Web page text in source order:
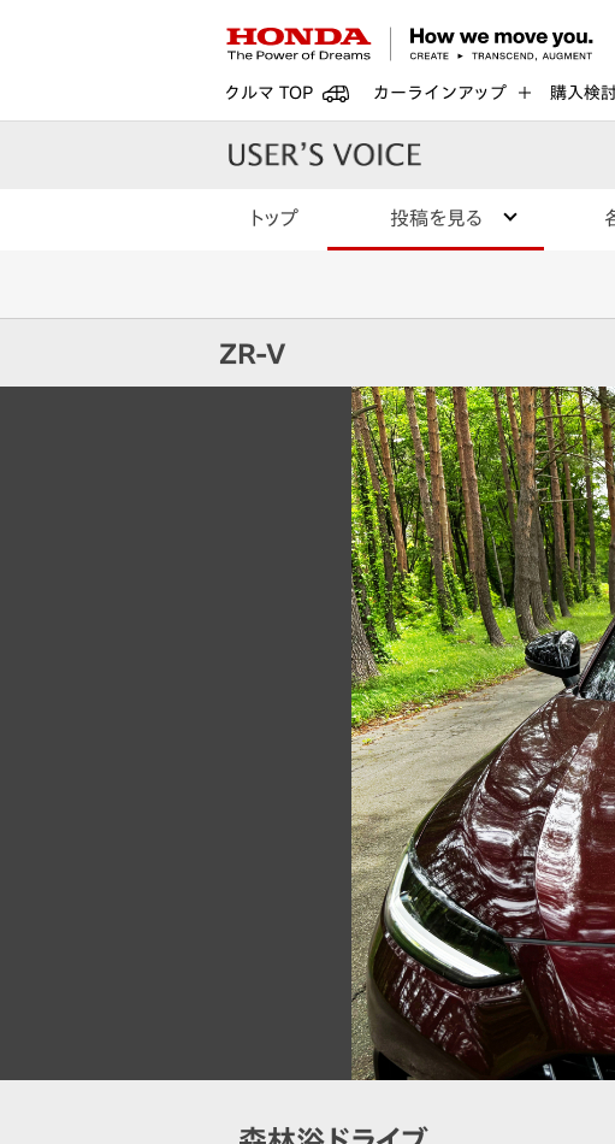
クルマ TOP カーラインアップ 購入検
トップ 投稿を見る
ZR-V